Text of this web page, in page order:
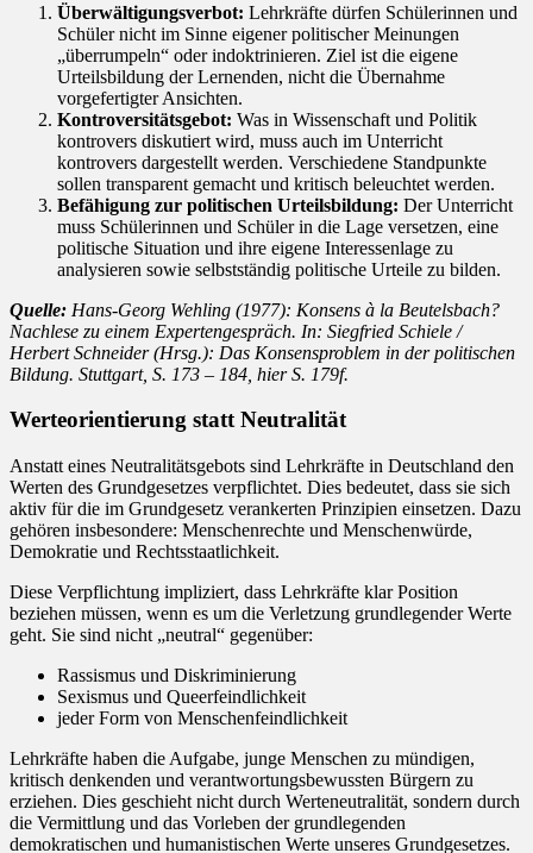
Überwältigungsverbot: Lehrkräfte dürfen Schülerinnen und
Schüler nicht im Sinne eigener politischer Meinungen
„überrumpeln“ oder indoktrinieren. Ziel ist die eigene
Urteilsbildung der Lernenden, nicht die Übernahme
vorgefertigter Ansichten.
Kontroversitätsgebot: Was in Wissenschaft und Politik
kontrovers diskutiert wird, muss auch im Unterricht
kontrovers dargestellt werden. Verschiedene Standpunkte
sollen transparent gemacht und kritisch beleuchtet werden.
Befähigung zur politischen Urteilsbildung: Der Unterricht
muss Schülerinnen und Schüler in die Lage versetzen, eine
politische Situation und ihre eigene Interessenlage zu
analysieren sowie selbstständig politische Urteile zu bilden.
Quelle: Hans-Georg Wehling (1977): Konsens à la Beutelsbach?
Nachlese zu einem Expertengespräch. In: Siegfried Schiele /
Herbert Schneider (Hrsg.): Das Konsensproblem in der politischen
Bildung. Stuttgart, S. 173 – 184, hier S. 179f.
Werteorientierung statt Neutralität
Anstatt eines Neutralitätsgebots sind Lehrkräfte in Deutschland den
Werten des Grundgesetzes verpflichtet. Dies bedeutet, dass sie sich
aktiv für die im Grundgesetz verankerten Prinzipien einsetzen. Dazu
gehören insbesondere: Menschenrechte und Menschenwürde,
Demokratie und Rechtsstaatlichkeit.
Diese Verpflichtung impliziert, dass Lehrkräfte klar Position
beziehen müssen, wenn es um die Verletzung grundlegender Werte
geht. Sie sind nicht „neutral“ gegenüber:
Rassismus und Diskriminierung
Sexismus und Queerfeindlichkeit
jeder Form von Menschenfeindlichkeit
Lehrkräfte haben die Aufgabe, junge Menschen zu mündigen,
kritisch denkenden und verantwortungsbewussten Bürgern zu
erziehen. Dies geschieht nicht durch Werteneutralität, sondern durch
die Vermittlung und das Vorleben der grundlegenden
demokratischen und humanistischen Werte unseres Grundgesetzes.